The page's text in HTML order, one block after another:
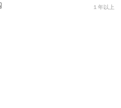
１年以上